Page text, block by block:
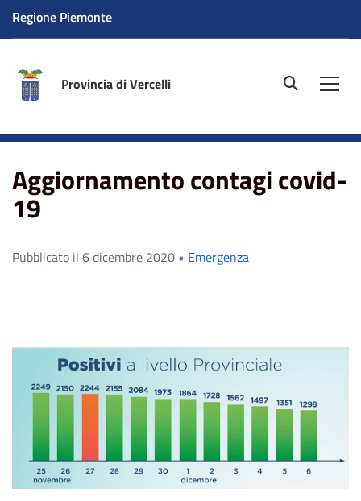
Regione Piemonte
Provincia di Vercelli site.searc
Aggiornamento contagi covid-
19
Pubblicato il 6 dicembre 2020 • Emergenza